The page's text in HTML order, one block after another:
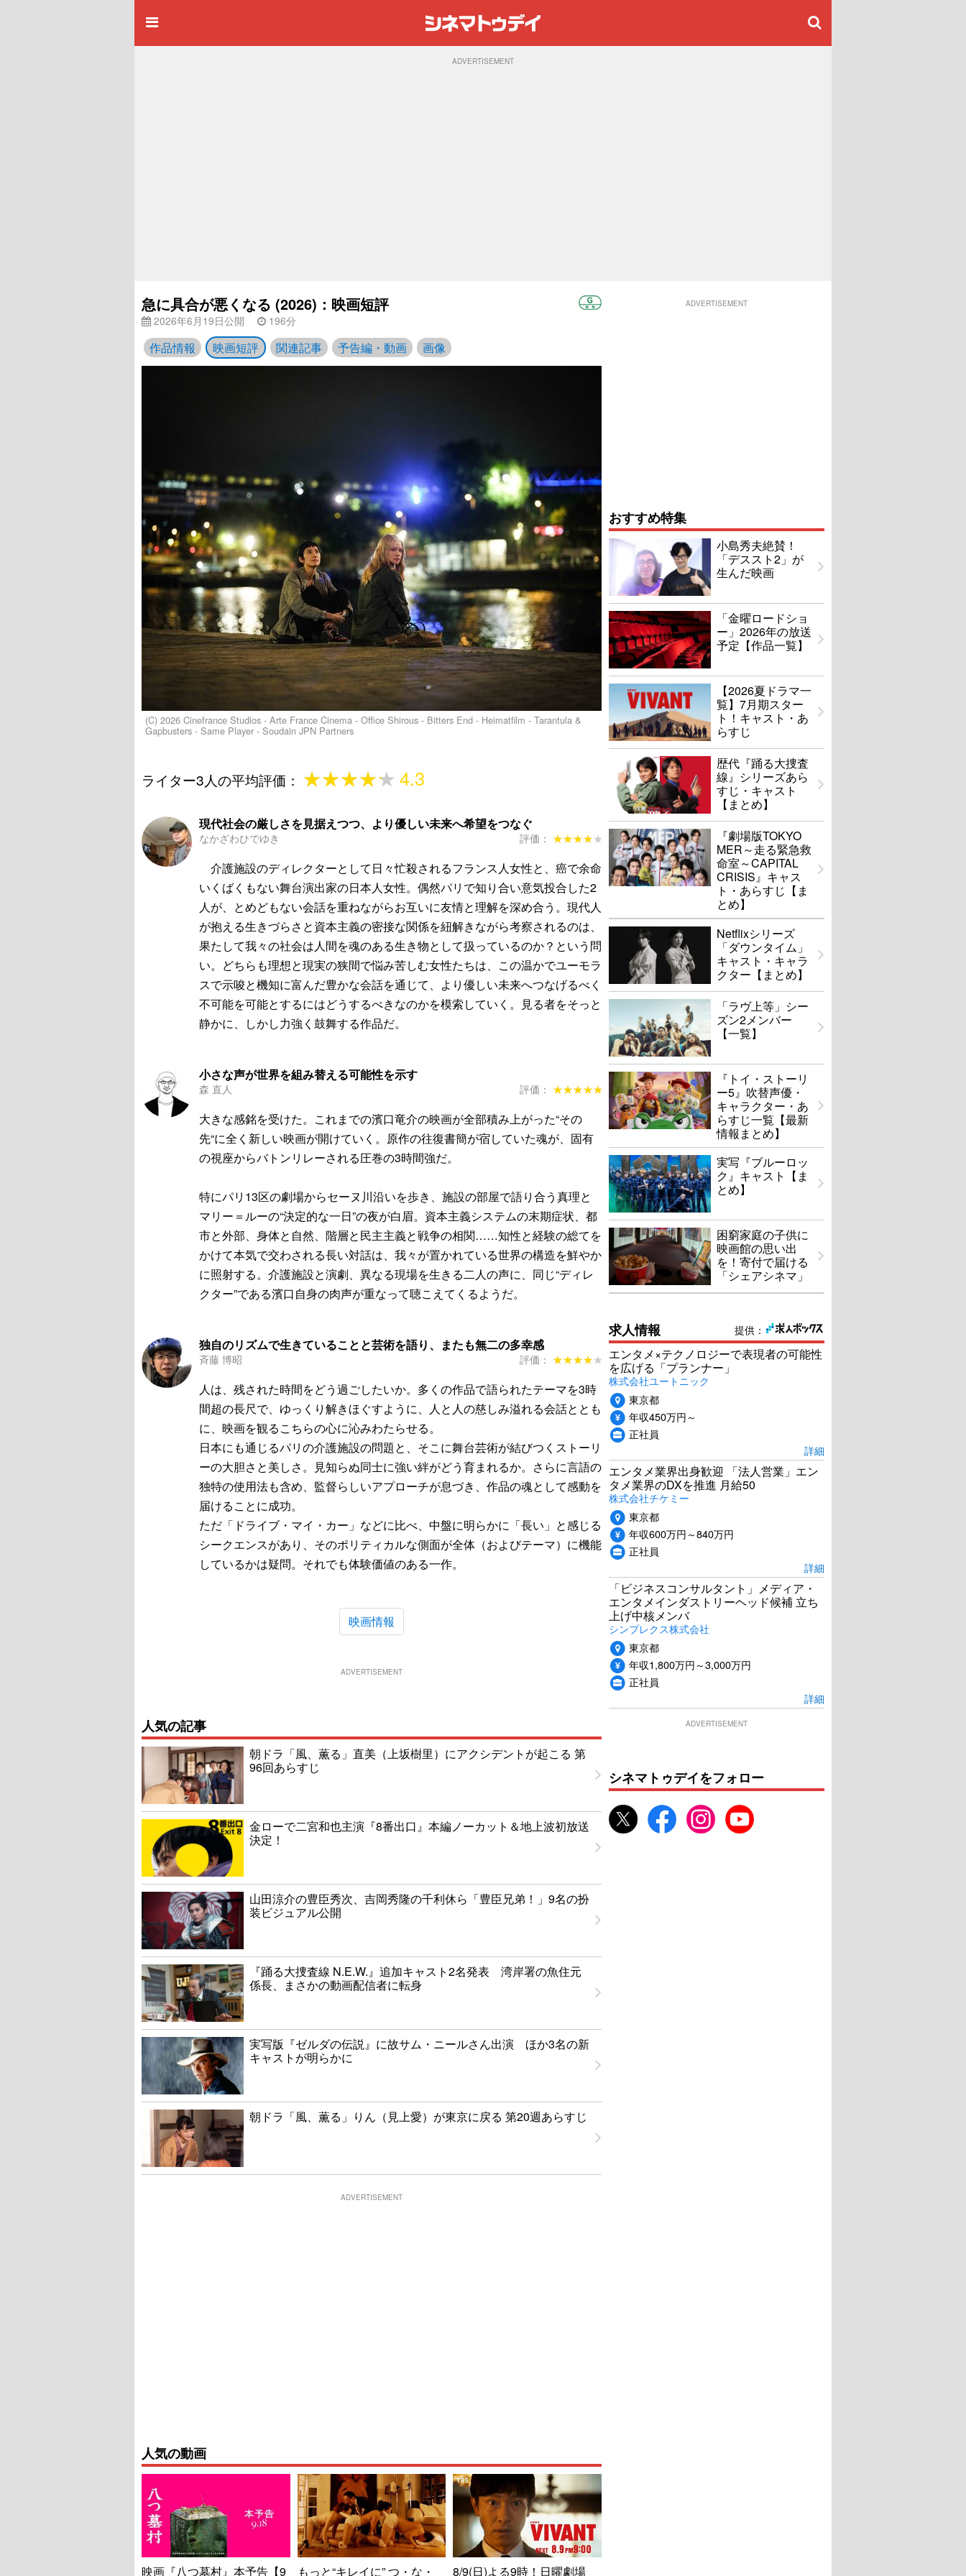
ADVERTISEMENT
急に具合が悪くなる (2026)：映画短評
2026年6月19日公開 196分
作品情報 映画短評 関連記事 予告編・動画 画像
(C) 2026 Cinefrance Studios - Arte France Cinema - Office Shirous - Bitters End - Heimatfilm - Tarantula &
Gapbusters - Same Player - Soudain JPN Partners
ライター3人の平均評価： ★★★★★
★★★★★4.3
現代社会の厳しさを見据えつつ、より優しい未来へ希望をつなぐ
なかざわひでゆき 評価： ★★★★★
★★★★★
介護施設のディレクターとして日々忙殺されるフランス人女性と、癌で余命
いくばくもない舞台演出家の日本人女性。偶然パリで知り合い意気投合した2
人が、とめどもない会話を重ねながらお互いに友情と理解を深め合う。現代人
が抱える生きづらさと資本主義の密接な関係を紐解きながら考察されるのは、
果たして我々の社会は人間を魂のある生き物として扱っているのか？という問
い。どちらも理想と現実の狭間で悩み苦しむ女性たちは、この温かでユーモラ
スで示唆と機知に富んだ豊かな会話を通じて、より優しい未来へつなげるべく
不可能を可能とするにはどうするべきなのかを模索していく。見る者をそっと
静かに、しかし力強く鼓舞する作品だ。
小さな声が世界を組み替える可能性を示す
森 直人 評価： ★★★★★
★★★★★
大きな感銘を受けた。これまでの濱口竜介の映画が全部積み上がった“その
先“に全く新しい映画が開けていく。原作の往復書簡が宿していた魂が、固有
の視座からバトンリレーされる圧巻の3時間強だ。
特にパリ13区の劇場からセーヌ川沿いを歩き、施設の部屋で語り合う真理と
マリー＝ルーの“決定的な一日”の夜が白眉。資本主義システムの末期症状、都
市と外部、身体と自然、階層と民主主義と戦争の相関……知性と経験の総てを
かけて本気で交わされる長い対話は、我々が置かれている世界の構造を鮮やか
に照射する。介護施設と演劇、異なる現場を生きる二人の声に、同じ“ディレ
クター”である濱口自身の肉声が重なって聴こえてくるようだ。
独自のリズムで生きていることと芸術を語り、またも無二の多幸感
斉藤 博昭 評価： ★★★★★
★★★★★
人は、残された時間をどう過ごしたいか。多くの作品で語られたテーマを3時
間超の長尺で、ゆっくり解きほぐすように、人と人の慈しみ溢れる会話ととも
に、映画を観るこちらの心に沁みわたらせる。
日本にも通じるパリの介護施設の問題と、そこに舞台芸術が結びつくストーリ
ーの大胆さと美しさ。見知らぬ同士に強い絆がどう育まれるか。さらに言語の
独特の使用法も含め、監督らしいアプローチが息づき、作品の魂として感動を
届けることに成功。
ただ「ドライブ・マイ・カー」などに比べ、中盤に明らかに「長い」と感じる
シークエンスがあり、そのポリティカルな側面が全体（およびテーマ）に機能
しているかは疑問。それでも体験価値のある一作。
映画情報
ADVERTISEMENT
人気の記事
朝ドラ「風、薫る」直美（上坂樹里）にアクシデントが起こる 第
96回あらすじ
金ローで二宮和也主演『8番出口』本編ノーカット＆地上波初放送
決定！
山田涼介の豊臣秀次、吉岡秀隆の千利休ら「豊臣兄弟！」9名の扮
装ビジュアル公開
『踊る大捜査線 N.E.W.』追加キャスト2名発表 湾岸署の魚住元
係長、まさかの動画配信者に転身
実写版『ゼルダの伝説』に故サム・ニールさん出演 ほか3名の新
キャストが明らかに
朝ドラ「風、薫る」りん（見上愛）が東京に戻る 第20週あらすじ
ADVERTISEMENT
人気の動画
映画『八つ墓村』本予告【9 もっと“キレイに” つ・な・ 8/9(日)よる9時！日曜劇場
ADVERTISEMENT
おすすめ特集
小島秀夫絶賛！
「デススト2」が
生んだ映画
「金曜ロードショ
ー」2026年の放送
予定【作品一覧】
【2026夏ドラマ一
覧】7月期スター
ト！キャスト・あ
らすじ
歴代『踊る大捜査
線』シリーズあら
すじ・キャスト
【まとめ】
『劇場版TOKYO
MER～走る緊急救
命室～CAPITAL
CRISIS』キャス
ト・あらすじ【ま
とめ】
Netflixシリーズ
「ダウンタイム」
キャスト・キャラ
クター【まとめ】
「ラヴ上等」シー
ズン2メンバー
【一覧】
『トイ・ストーリ
ー5』吹替声優・
キャラクター・あ
らすじ一覧【最新
情報まとめ】
実写『ブルーロッ
ク』キャスト【ま
とめ】
困窮家庭の子供に
映画館の思い出
を！寄付で届ける
「シェアシネマ」
提供：
求人情報
エンタメ×テクノロジーで表現者の可能性
を広げる「プランナー」
株式会社ユートニック
東京都
年収450万円～
正社員
詳細
エンタメ業界出身歓迎 「法人営業」エン
タメ業界のDXを推進 月給50
株式会社チケミー
東京都
年収600万円～840万円
正社員
詳細
「ビジネスコンサルタント」メディア・
エンタメインダストリーヘッド候補 立ち
上げ中核メンバ
シンプレクス株式会社
東京都
年収1,800万円～3,000万円
正社員
詳細
ADVERTISEMENT
シネマトゥデイをフォロー